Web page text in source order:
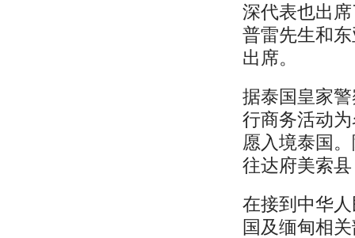
深代表也出
普雷先生和
出席。
据泰国皇家
行商务活动
愿入境泰国
往达府美索
在接到中华
国及缅甸相